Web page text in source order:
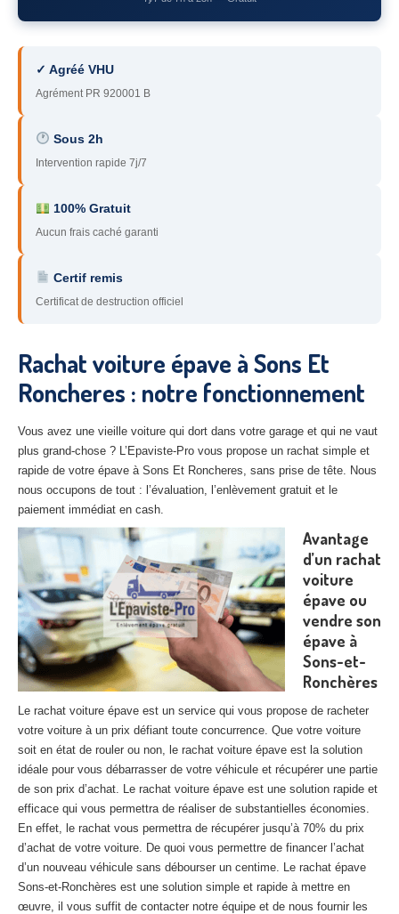
78– Yvelines
93– Seine-Saint-Denis
95– Val d’Oise
91 – Essonne
89– Yonne
60 – Oise
51– Marne
28 – Eure-et-Loir
10– Aube
02– Aisne
CENTREVHU AGRÉE
Centreagréé VHU Paris 75 : casse auto avec destruction
Centreagréé VHU 77 : casse auto avec destruction
Centreagréé VHU 78 : casse auto avec destruction
Centreagréé VHU 91 : casse auto avec destruction
Centre agréé VHU 92 : casse auto avec destruction
Centreagréé VHU 93 : casse auto avec destruction
Centreagréé VHU 94 : casse auto avec destruction
Centreagréé VHU 95 : casse auto avec destruction
DOCUMENTSÀ JOINDRE
✓ Agréé VHU
Agrément PR 920001 B
Sous 2h
Intervention rapide 7j/7
100% Gratuit
Aucun frais caché garanti
Certif remis
Certificat de destruction officiel
Rachat voiture épave à Sons Et
Roncheres : notre fonctionnement
Vous avez une vieille voiture qui dort dans votre garage et qui ne vaut
plus grand-chose ? L’Epaviste-Pro vous propose un rachat simple et
rapide de votre épave à Sons Et Roncheres, sans prise de tête. Nous
nous occupons de tout : l’évaluation, l’enlèvement gratuit et le
paiement immédiat en cash.
Avantage
d’un rachat
voiture
épave ou
vendre son
épave à
Sons-et-
Ronchères
Le rachat voiture épave est un service qui vous propose de racheter
votre voiture à un prix défiant toute concurrence. Que votre voiture
soit en état de rouler ou non, le rachat voiture épave est la solution
idéale pour vous débarrasser de votre véhicule et récupérer une partie
de son prix d’achat. Le rachat voiture épave est une solution rapide et
efficace qui vous permettra de réaliser de substantielles économies.
En effet, le rachat vous permettra de récupérer jusqu’à 70% du prix
d’achat de votre voiture. De quoi vous permettre de financer l’achat
d’un nouveau véhicule sans débourser un centime. Le rachat épave
Sons-et-Ronchères est une solution simple et rapide à mettre en
œuvre, il vous suffit de contacter notre équipe et de nous fournir les